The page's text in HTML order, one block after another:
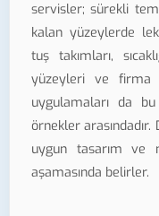
servisler; sürekli
kalan yüzeylerde
tuş takımları,
yüzeyleri ve firma
uygulamaları da bu
örnekler
uygun tasarım ve
aşamasında belirler.